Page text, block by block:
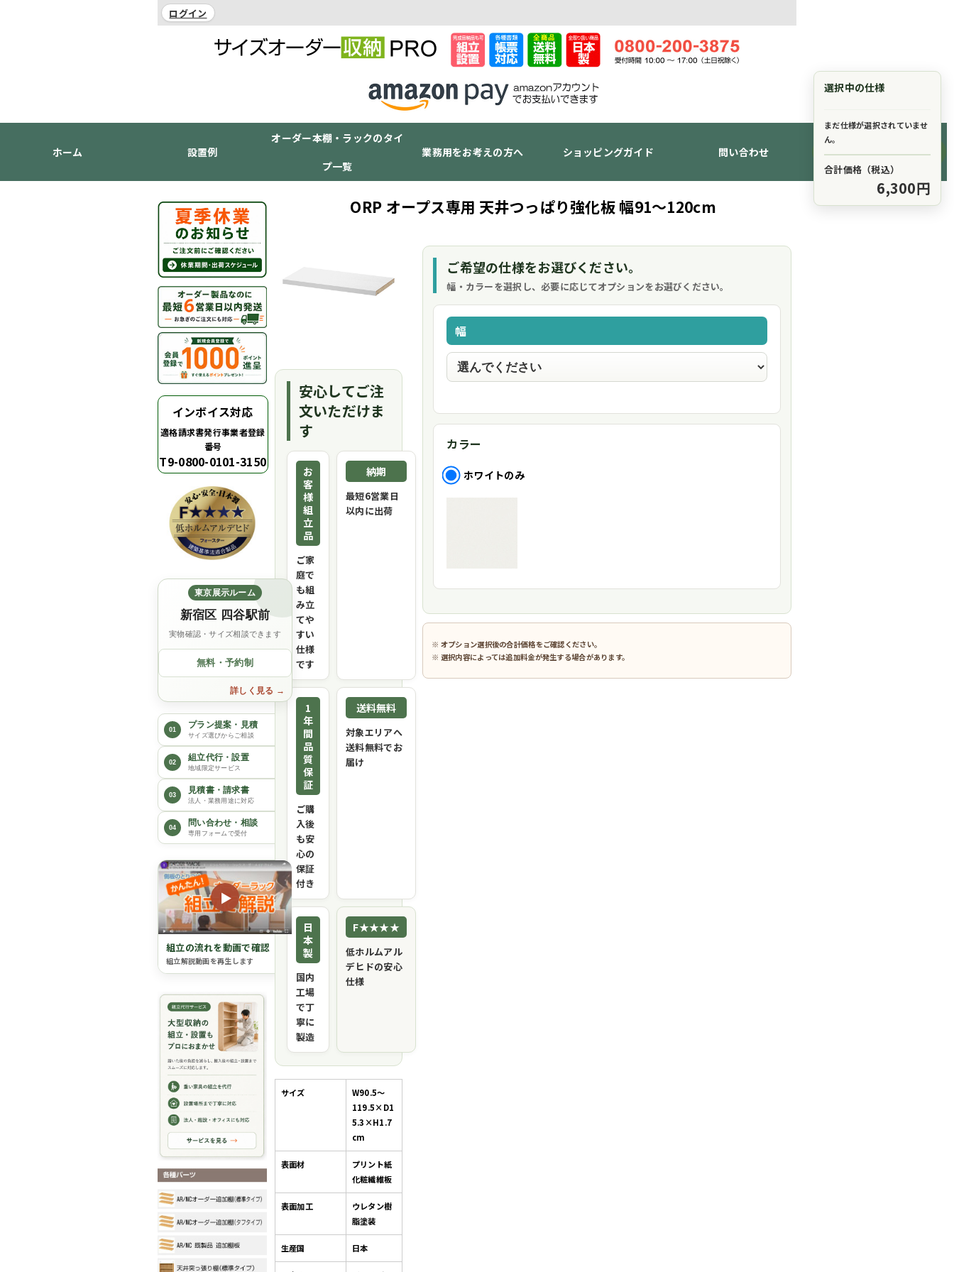
ログイン
ホーム 設置例
オーダー本棚・ラックのタイ
プ一覧
業務用をお考えの方へ ショッピングガイド 問い合わせ ショッピングカート
インボイス対応
適格請求書発行事業者登録
番号
T9-0800-0101-3150
東京展示ルーム
新宿区 四谷駅前
実物確認・サイズ相談できます
無料・予約制
詳しく見る
01 プラン提案・見積
サイズ選びからご相談
02 組立代行・設置
地域限定サービス
03 見積書・請求書
法人・業務用途に対応
04 問い合わせ・相談
専用フォームで受付
▶
組立の流れを動画で確認
組立解説動画を再生します
ORP オープス専用 天井つっぱり強化板 幅91～120cm
安心してご注
文いただけま
す
お
客
様
組
立
品
ご家
庭で
も組
み立
てや
すい
仕様
です
納期
最短6営業日
以内に出荷
1
年
間
品
質
保
証
ご購
入後
も安
心の
保証
付き
送料無料
対象エリアへ
送料無料でお
届け
日
本
製
国内
工場
で丁
寧に
製造
F★★★★
低ホルムアル
デヒドの安心
仕様
サイズ
W90.5～
119.5×D1
5.3×H1.7
cm
表面材
プリント紙
化粧繊維板
表面加工
ウレタン樹
脂塗装
生産国 日本
ご希望の仕様をお選びください。
幅・カラーを選択し、必要に応じてオプションをお選びください。
選択中の仕様
まだ仕様が選択されていませ
ん。
合計価格（税込）
6,300円
幅
カラー
ホワイトのみ
※ オプション選択後の合計価格をご確認ください。
※ 選択内容によっては追加料金が発生する場合があります。